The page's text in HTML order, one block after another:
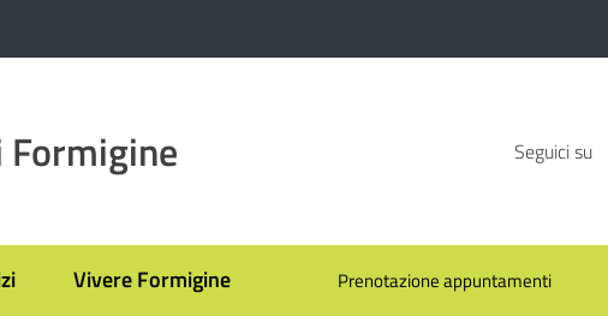
Formigine Seguici su
Vivere Formigine Prenotazione appuntamenti